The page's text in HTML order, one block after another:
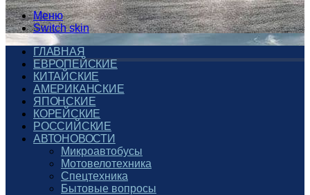
Меню
Switch skin
ГЛАВНАЯ
ЕВРОПЕЙСКИЕ
КИТАЙСКИЕ
АМЕРИКАНСКИЕ
ЯПОНСКИЕ
КОРЕЙСКИЕ
РОССИЙСКИЕ
АВТОНОВОСТИ
Микроавтобусы
Мотовелотехника
Спецтехника
Бытовые вопросы